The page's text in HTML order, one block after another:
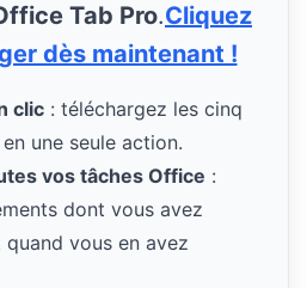
Tab Pro.Cliquez
dès maintenant !
clic : téléchargez les cinq
une seule action.
vos tâches Office :
dont vous avez
vous en avez